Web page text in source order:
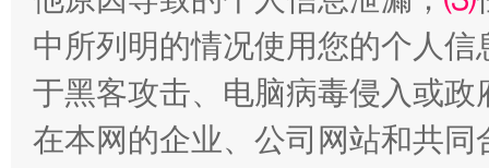
全民健身五年计划来了！等你上场
中所列明的情况使用您的个人
于黑客攻击、电脑病毒侵入或
在本网的企业、公司网站和共